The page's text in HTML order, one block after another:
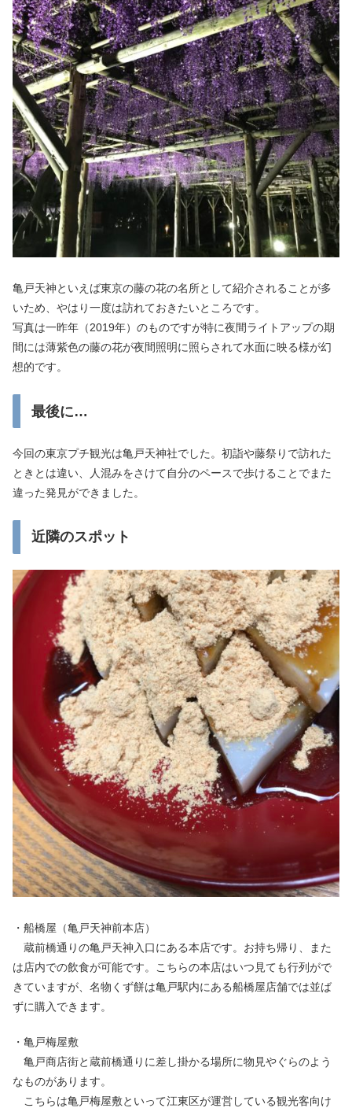
亀戸天神といえば東京の藤の花の名所として紹介されることが多
いため、やはり一度は訪れておきたいところです。
写真は一昨年（2019年）のものですが特に夜間ライトアップの期
間には薄紫色の藤の花が夜間照明に照らされて水面に映る様が幻
想的です。
最後に…
今回の東京プチ観光は亀戸天神社でした。初詣や藤祭りで訪れた
ときとは違い、人混みをさけて自分のペースで歩けることでまた
違った発見ができました。
近隣のスポット
・船橋屋（亀戸天神前本店）
蔵前橋通りの亀戸天神入口にある本店です。お持ち帰り、また
は店内での飲食が可能です。こちらの本店はいつ見ても行列がで
きていますが、名物くず餅は亀戸駅内にある船橋屋店舗では並ば
ずに購入できます。
・亀戸梅屋敷
亀戸商店街と蔵前橋通りに差し掛かる場所に物見やぐらのよう
なものがあります。
こちらは亀戸梅屋敷といって江東区が運営している観光客向け